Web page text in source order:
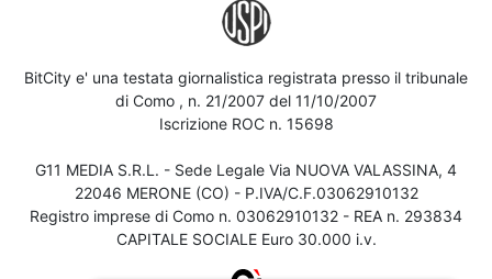
BitCity e' una testata giornalistica registrata presso il tribunale
di Como , n. 21/2007 del 11/10/2007
Iscrizione ROC n. 15698
G11 MEDIA S.R.L. - Sede Legale Via NUOVA VALASSINA, 4
22046 MERONE (CO) - P.IVA/C.F.03062910132
Registro imprese di Como n. 03062910132 - REA n. 293834
CAPITALE SOCIALE Euro 30.000 i.v.